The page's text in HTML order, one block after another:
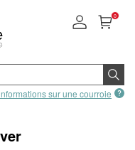
sur une courroie
0